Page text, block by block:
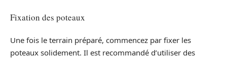
Fixation des poteaux
Une fois le terrain préparé, commencez par fixer les
poteaux solidement. Il est recommandé d’utiliser des